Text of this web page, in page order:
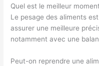
Quel est le meilleur
Le pesage des aliments
assurer une meilleure
notamment avec une
Peut-on reprendre une